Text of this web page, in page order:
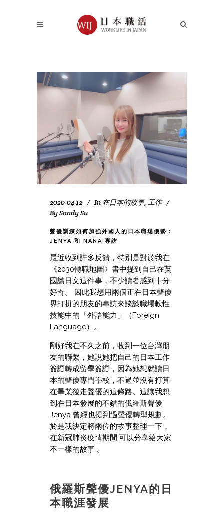
2020-04-12 In 在日本的故事, 工作
BySandy Su
聲優訓練如何加強外國人的日本職場優勢：
JENYA 和 NANA 專訪
最近收到許多反饋，特別是對於我在
《2030轉職地圖》書中提到自己在英
國讀日文這件事，不少讀者感到十分
好奇。 因此我想用兩個正在日本聲優
界打拼的朋友的專訪來談談職場軟性
技能中的「外語能力」（Foreign
Language）。
剛好我在不久之前，收到一位台灣朋
友的聯繫，她說她把自己的日本工作
簽證轉成留學簽證，因為她想就讀日
本的聲優專門學校，不過並沒有打算
在畢業後走聲優的這條路。這讓我想
到在日本發展的不錯的俄羅斯聲優
Jenya 曾經也提到過聲優轉型規劃。
於是我決定將兩位的故事整理一下，
在新冠肺炎疫情期間,可以分享給大家
不一樣的故事 。
俄羅斯聲優JENYA的日
本職涯發展